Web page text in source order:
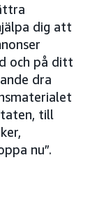
dig att
och på ditt
dra
till
nu”.